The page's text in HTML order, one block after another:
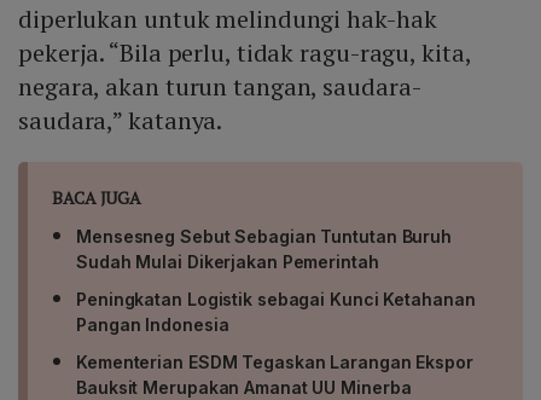
diperlukan untuk melindungi hak-hak
pekerja. “Bila perlu, tidak ragu-ragu, kita,
negara, akan turun tangan, saudara-
saudara,” katanya.
BACA JUGA
Mensesneg Sebut Sebagian Tuntutan Buruh
Sudah Mulai Dikerjakan Pemerintah
Peningkatan Logistik sebagai Kunci Ketahanan
Pangan Indonesia
Kementerian ESDM Tegaskan Larangan Ekspor
Bauksit Merupakan Amanat UU Minerba